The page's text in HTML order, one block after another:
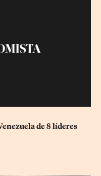
de 8 líderes